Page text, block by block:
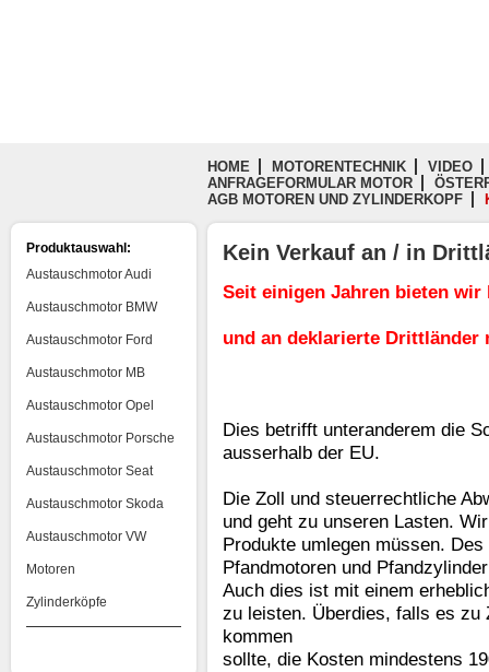
HOME MOTORENTECHNIK
VIDEO
ANFRAGEFORMULAR MOTOR
AGB MOTOREN UND ZYLINDERKOPF
Produktauswahl:
Austauschmotor Audi
Austauschmotor BMW
Austauschmotor Ford
Austauschmotor MB
Austauschmotor Opel
Austauschmotor Porsche
Austauschmotor Seat
Austauschmotor Skoda
Austauschmotor VW
Motoren
Zylinderköpfe
Kein Verkauf an / in
Seit einigen Jahren bieten wir
und an deklarierte Drittländer
Dies betrifft unteranderem die
ausserhalb der EU.
Die Zoll und steuerrechtliche
und geht zu unseren Lasten.
Produkte umlegen müssen.
Pfandmotoren und
Auch dies ist mit einem
zu leisten. Überdies, falls es zu
kommen
sollte, die Kosten mindestens